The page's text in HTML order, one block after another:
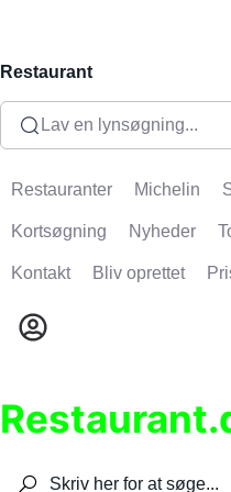
Restaurant
Lav en lynsøgning...
Restauranter Michelin
Kortsøgning Nyheder
Kontakt Bliv oprettet